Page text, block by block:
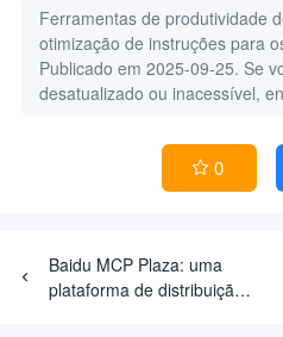
Ferramentas de produtividade
otimização de instruções para
Publicado em 2025-09-25. Se
desatualizado ou inacessível,
 0
Baidu MCP Plaza: uma
plataforma de distribuição